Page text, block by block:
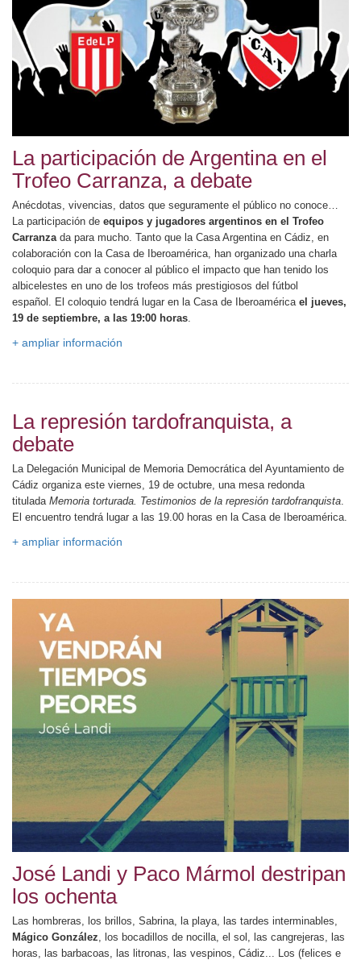
La participación de Argentina en el
Trofeo Carranza, a debate
Anécdotas, vivencias, datos que seguramente el público no conoce…
La participación de equipos y jugadores argentinos en el Trofeo
Carranzada para mucho. Tanto que la Casa Argentina en Cádiz, en
colaboración con la Casa de Iberoamérica, han organizado una charla
coloquio para dar a conocer al público el impacto que han tenido los
albicelestes en uno de los trofeos más prestigiosos del fútbol
español. El coloquio tendrá lugar en la Casa de Iberoamérica el jueves,
19 de septiembre, a las 19:00 horas.
+ ampliar información
La represión tardofranquista, a
debate
La Delegación Municipal de Memoria Democrática del Ayuntamiento de
Cádiz organiza este viernes, 19 de octubre, una mesa redonda
titulada Memoria torturada. Testimonios de la represión tardofranquista.
El encuentro tendrá lugar a las 19.00 horas en la Casa de Iberoamérica.
+ ampliar información
José Landi y Paco Mármol destripan
los ochenta
Las hombreras, los brillos, Sabrina, la playa, las tardes interminables,
Mágico González , los bocadillos de nocilla, el sol, las cangrejeras, las
horas, las barbacoas, las litronas, las vespinos, Cádiz... Los (felices e